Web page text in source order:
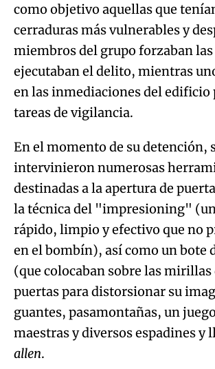
en las inmediaciones del edificio
tareas de vigilancia.
En el momento de su detención,
intervinieron numerosas
destinadas a la apertura de
la técnica del "impresioning" (un
rápido, limpio y efectivo que no
en el bombín), así como un bote
(que colocaban sobre las mirillas
puertas para distorsionar su
guantes, pasamontañas, un
maestras y diversos espadines y
allen.
La investigación posterior ha
identificar a los arrestados
de otros dos robos cometidos en